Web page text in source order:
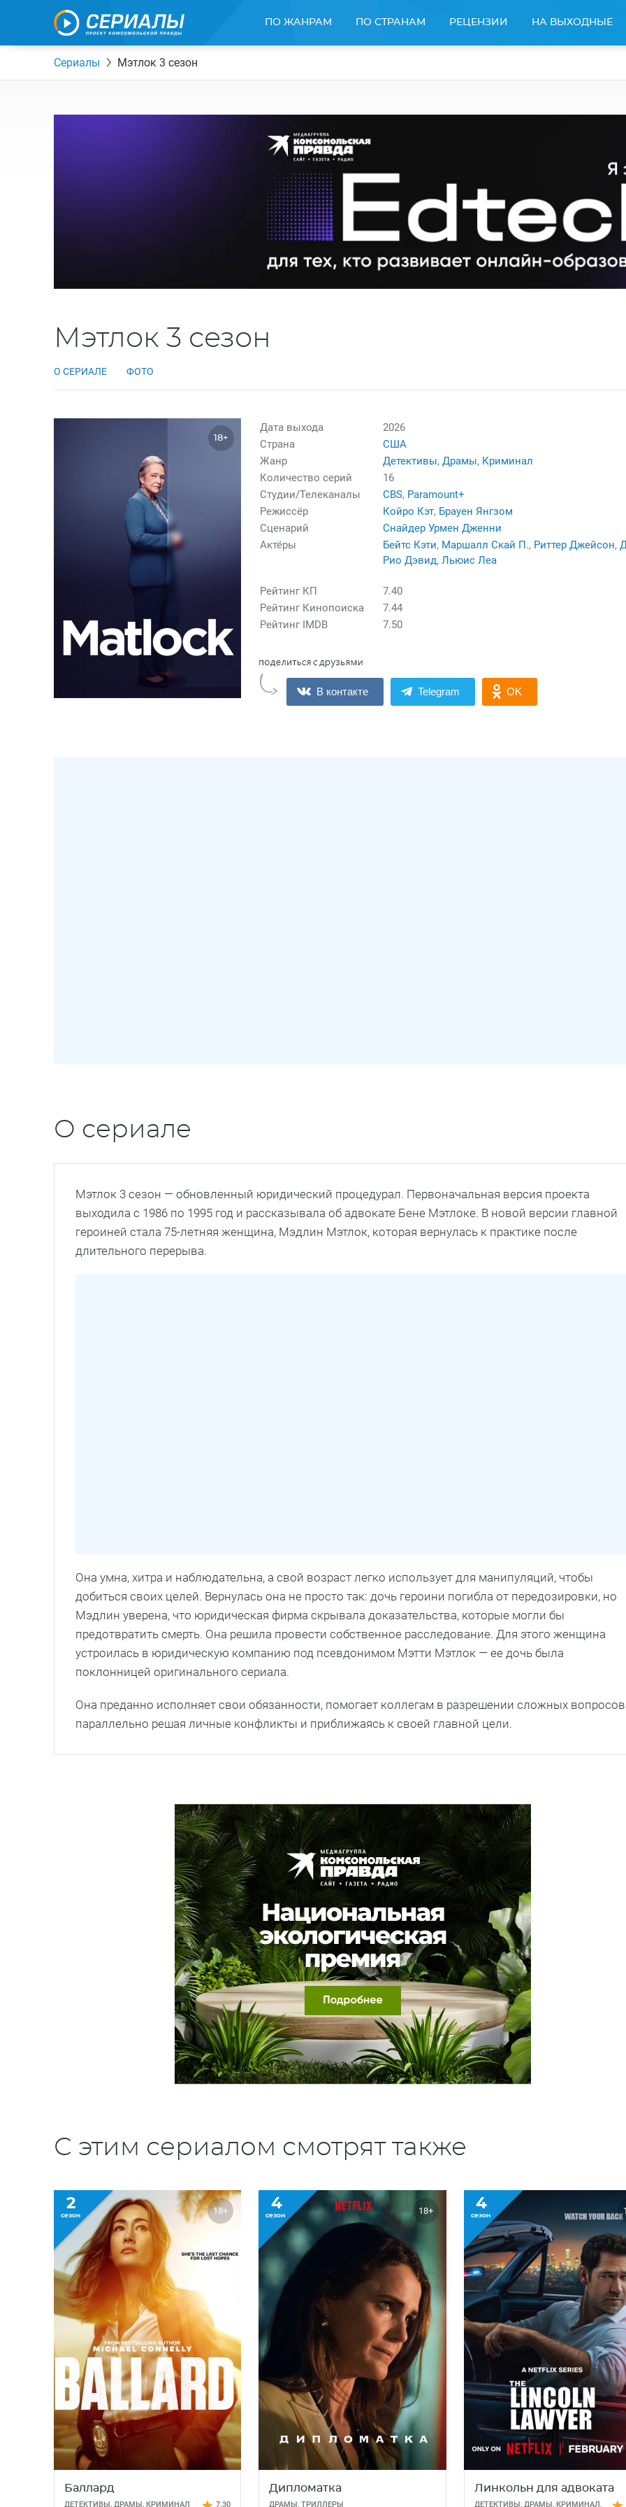
ПО ЖАНРАМ ПО СТРАНАМ РЕЦЕНЗИИ НА ВЫХОДНЫЕ
Сериалы Мэтлок 3 сезон
Мэтлок 3 сезон
О СЕРИАЛЕ ФОТО
18+
Дата выхода
2026
Страна
США
Жанр
Детективы, Драмы, Криминал
Количество серий
16
Студии/Телеканалы
CBS, Paramount+
Режиссёр
Койро Кэт, Брауен Янгзом
Сценарий
Снайдер Урмен Дженни
Актёры
Бейтс Кэти, Маршалл Скай П., Риттер Джейсон,
Рио Дэвид,Льюис Леа
Рейтинг КП
7.40
Рейтинг Кинопоиска
7.44
Рейтинг IMDB
7.50
В контакте Telegram OK
О сериале
Мэтлок 3 сезон — обновленный юридический процедурал. Первоначальная версия проекта
выходила с 1986 по 1995 год и рассказывала об адвокате Бене Мэтлоке. В новой версии главной
героиней стала 75-летняя женщина, Мэдлин Мэтлок, которая вернулась к практике после
длительного перерыва.
Она умна, хитра и наблюдательна, а свой возраст легко использует для манипуляций, чтобы
добиться своих целей. Вернулась она не просто так: дочь героини погибла от передозировки, но
Мэдлин уверена, что юридическая фирма скрывала доказательства, которые могли бы
предотвратить смерть. Она решила провести собственное расследование. Для этого женщина
устроилась в юридическую компанию под псевдонимом Мэтти Мэтлок — ее дочь была
поклонницей оригинального сериала.
Она преданно исполняет свои обязанности, помогает коллегам в разрешении сложных
параллельно решая личные конфликты и приближаясь к своей главной цели.
С этим сериалом смотрят также
2
сезон 18+
Баллард
ДЕТЕКТИВЫ, ДРАМЫ, КРИМИНАЛ 7.30
4
сезон 18+
Дипломатка
ДРАМЫ,ТРИЛЛЕРЫ
4
сезон
Линкольн для адвоката
ДЕТЕКТИВЫ, ДРАМЫ, КРИМИНАЛ,